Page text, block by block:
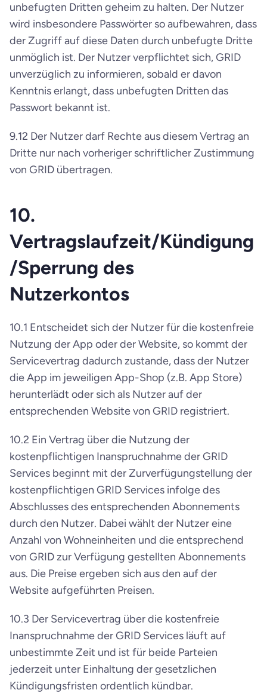
unbefugten Dritten geheim zu halten. Der Nutzer
wird insbesondere Passwörter so aufbewahren, dass
der Zugriff auf diese Daten durch unbefugte Dritte
unmöglich ist. Der Nutzer verpflichtet sich, GRID
unverzüglich zu informieren, sobald er davon
Kenntnis erlangt, dass unbefugten Dritten das
Passwort bekannt ist.
9.12 Der Nutzer darf Rechte aus diesem Vertrag an
Dritte nur nach vorheriger schriftlicher Zustimmung
von GRID übertragen.
10.
Vertragslaufzeit/Kündigung
/Sperrung des
Nutzerkontos
10.1 Entscheidet sich der Nutzer für die kostenfreie
Nutzung der App oder der Website, so kommt der
Servicevertrag dadurch zustande, dass der Nutzer
die App im jeweiligen App-Shop (z.B. App Store)
herunterlädt oder sich als Nutzer auf der
entsprechenden Website von GRID registriert.
10.2 Ein Vertrag über die Nutzung der
kostenpflichtigen Inanspruchnahme der GRID
Services beginnt mit der Zurverfügungstellung der
kostenpflichtigen GRID Services infolge des
Abschlusses des entsprechenden Abonnements
durch den Nutzer. Dabei wählt der Nutzer eine
Anzahl von Wohneinheiten und die entsprechend
von GRID zur Verfügung gestellten Abonnements
aus. Die Preise ergeben sich aus den auf der
Website aufgeführten Preisen.
10.3 Der Servicevertrag über die kostenfreie
Inanspruchnahme der GRID Services läuft auf
unbestimmte Zeit und ist für beide Parteien
jederzeit unter Einhaltung der gesetzlichen
Kündigungsfristen ordentlich kündbar.